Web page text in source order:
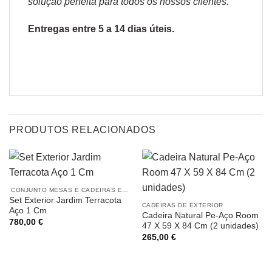
Entregas entre 5 a 14 dias úteis.
PRODUTOS RELACIONADOS
Set Exterior Jardim Terracota
Aço 1 Cm
780,00 €
CADEIRAS DE EXTERIOR
Cadeira Natural Pe-Aço Room
47 X 59 X 84 Cm (2 unidades)
265,00 €